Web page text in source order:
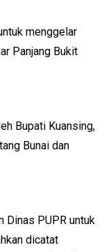
menggelar
Panjang Bukit
Bupati Kuansing,
Bunai dan
Dinas PUPR untuk
dicatat